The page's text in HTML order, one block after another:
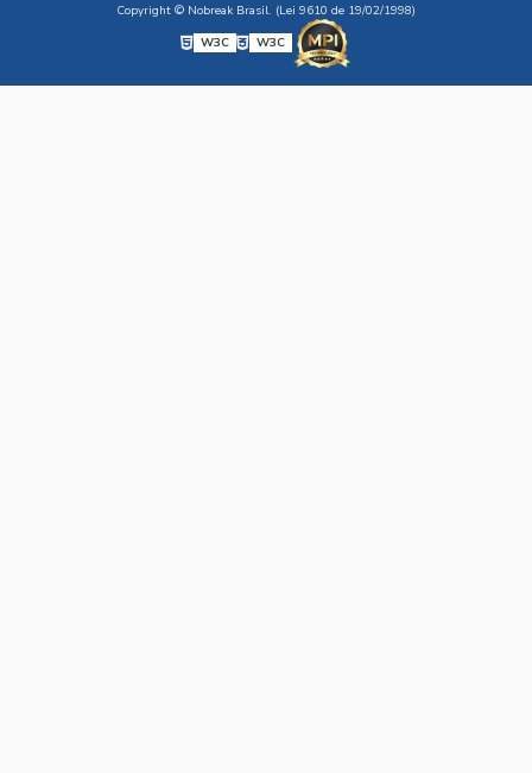
Copyright © Nobreak Brasil. (Lei 9610 de 19/02/1998)
W3C
W3C